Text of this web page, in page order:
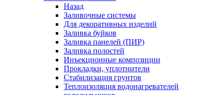
Назад
Заливочные системы
Для декоративных изделий
Заливка буйков
Заливка панелей (ПИР)
Заливка полостей
Инъекционные композиции
Прокладки, уплотнители
Стабилизация грунтов
Теплоизоляция водонагревателей